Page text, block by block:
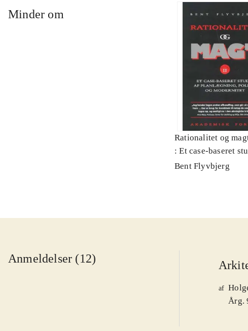
Minder om
Rationalitet og
: Et case-baseret
planlægning, politik
Bent Flyvbjerg
Anmeldelser (12)
af
Årg.